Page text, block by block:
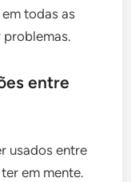
todas as
entre
usados entre
em mente.